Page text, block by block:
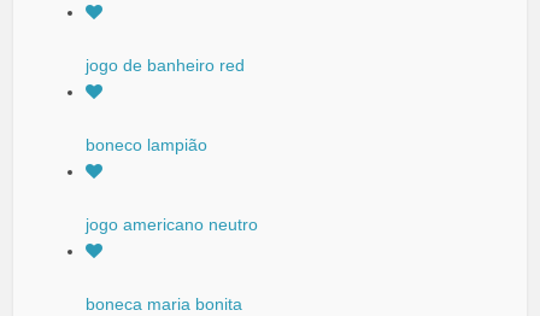
jogo de banheiro red
boneco lampião
jogo americano neutro
boneca maria bonita